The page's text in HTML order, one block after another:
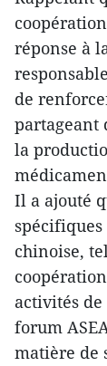
réponse à
de
partageant
la
Il a ajouté
chinoise,
activités
forum
matière de